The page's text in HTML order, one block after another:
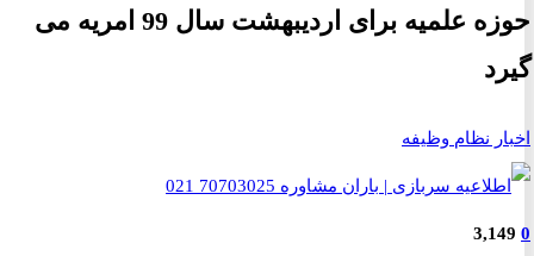
حوزه علمیه برای اردیبهشت سال 99 امریه می
نظام وظیفه